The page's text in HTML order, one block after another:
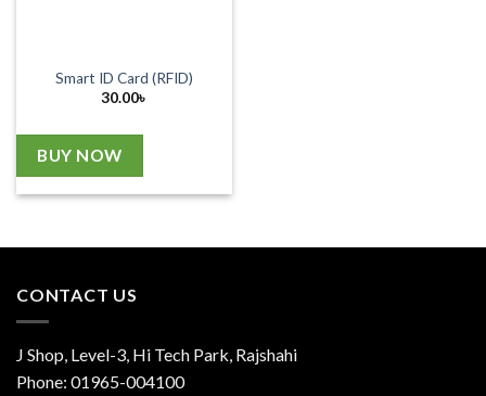
Smart ID Card (RFID)
30.00৳
BUY NOW
CONTACT US
J Shop, Level-3, Hi Tech Park, Rajshahi
Phone: 01965-004100